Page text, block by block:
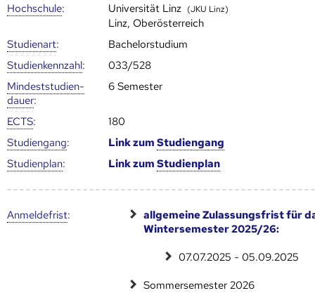
Hoch­schule: Universität Linz (JKU Linz)
Linz, Oberösterreich
Studienart:
Bachelorstudium
Studien­kenn­zahl:
033/528
Mindest­studien­
dauer:
6 Semester
ECTS:
180
Studien­gang: Link zumStudien­gang
Studien­plan: Link zumStudien­plan
Anmelde­frist:
allgemeine Zulassungsfrist für
Wintersemester 2025/26:
07.07.2025 - 05.09.2025
Sommersemester 2026